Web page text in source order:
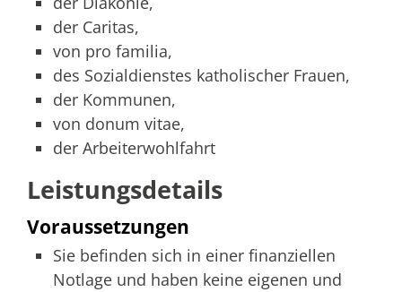
der Caritas,
von pro familia,
des Sozialdienstes katholischer Frauen,
der Kommunen,
von donum vitae,
der Arbeiterwohlfahrt
Leistungsdetails
Voraussetzungen
Sie befinden sich in einer finanziellen
Notlage und haben keine eigenen und